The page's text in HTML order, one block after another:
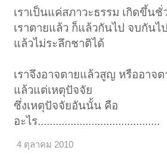
เราเป็นแค่สภาวะธรรม เกิดขึ้นชั่
เราตายแล้ว ก็แล้วกันไป จบกันไ
แล้วไม่ระลึกชาติได้
เราจึงอาจตายแล้วสูญ หรืออาจ
แล้วแต่เหตุปัจจัย
ซึ่งเหตุปัจจัยอันนั้น คือ
อะไร.........................................
4 ตุลาคม 2010